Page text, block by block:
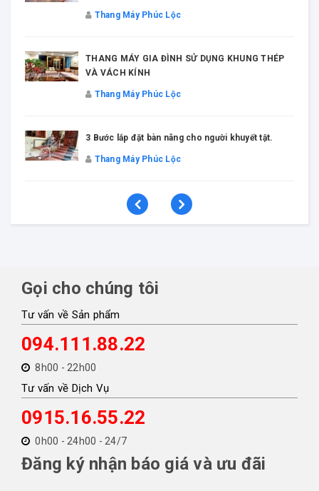
Thang Máy Phúc Lộc
THANG MÁY GIA ĐÌNH SỬ DỤNG KHUNG THÉP
VÀ VÁCH KÍNH
Thang Máy Phúc Lộc
3 Bước lắp đặt bàn nâng cho người khuyết tật.
Thang Máy Phúc Lộc
Gọi cho chúng tôi
Tư vấn về Sản phẩm
094.111.88.22
8h00 - 22h00
Tư vấn về Dịch Vụ
0915.16.55.22
0h00 - 24h00 - 24/7
Đăng ký nhận báo giá và ưu đãi